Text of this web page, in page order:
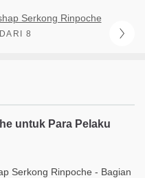
Serkong Rinpoche
8
untuk Para Pelaku
Serkong Rinpoche - Bagian